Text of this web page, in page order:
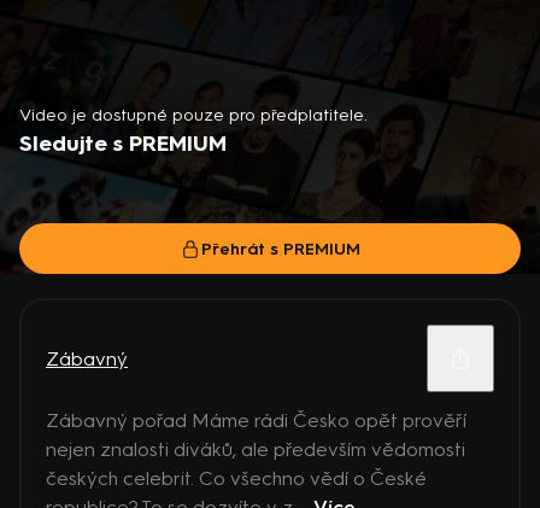
Video je dostupné pouze pro předplatitele.
Sledujte s PREMIUM
Přehrát s PREMIUM
Zábavný
Zábavný pořad Máme rádi Česko opět prověří
nejen znalosti diváků, ale především vědomosti
českých celebrit. Co všechno vědí o České